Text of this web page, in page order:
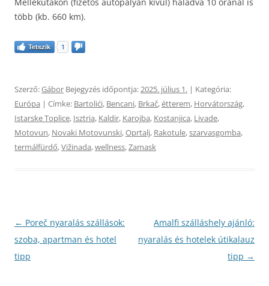
több (kb. 660 km).
Tetszik 1
Szerző:Gábor Bejegyzés időpontja:2025. július 1. | Kategória:
Európa | Címke: Bartolići, Bencani, Brkač,étterem, Horvátország,
Istarske Toplice, Isztria, Kaldir, Karojba, Kostanjica, Livade,
Motovun, Novaki Motovunski,Oprtalj, Rakotule,szarvasgomba,
termálfürdő,Vižinada,wellness,Zamask
Bejegyzés
navigáció
← Poreč nyaralás szállások:
szoba, apartman és hotel
tipp
Amalfi szálláshely ajánló:
nyaralás és hotelek útikalauz
tipp →